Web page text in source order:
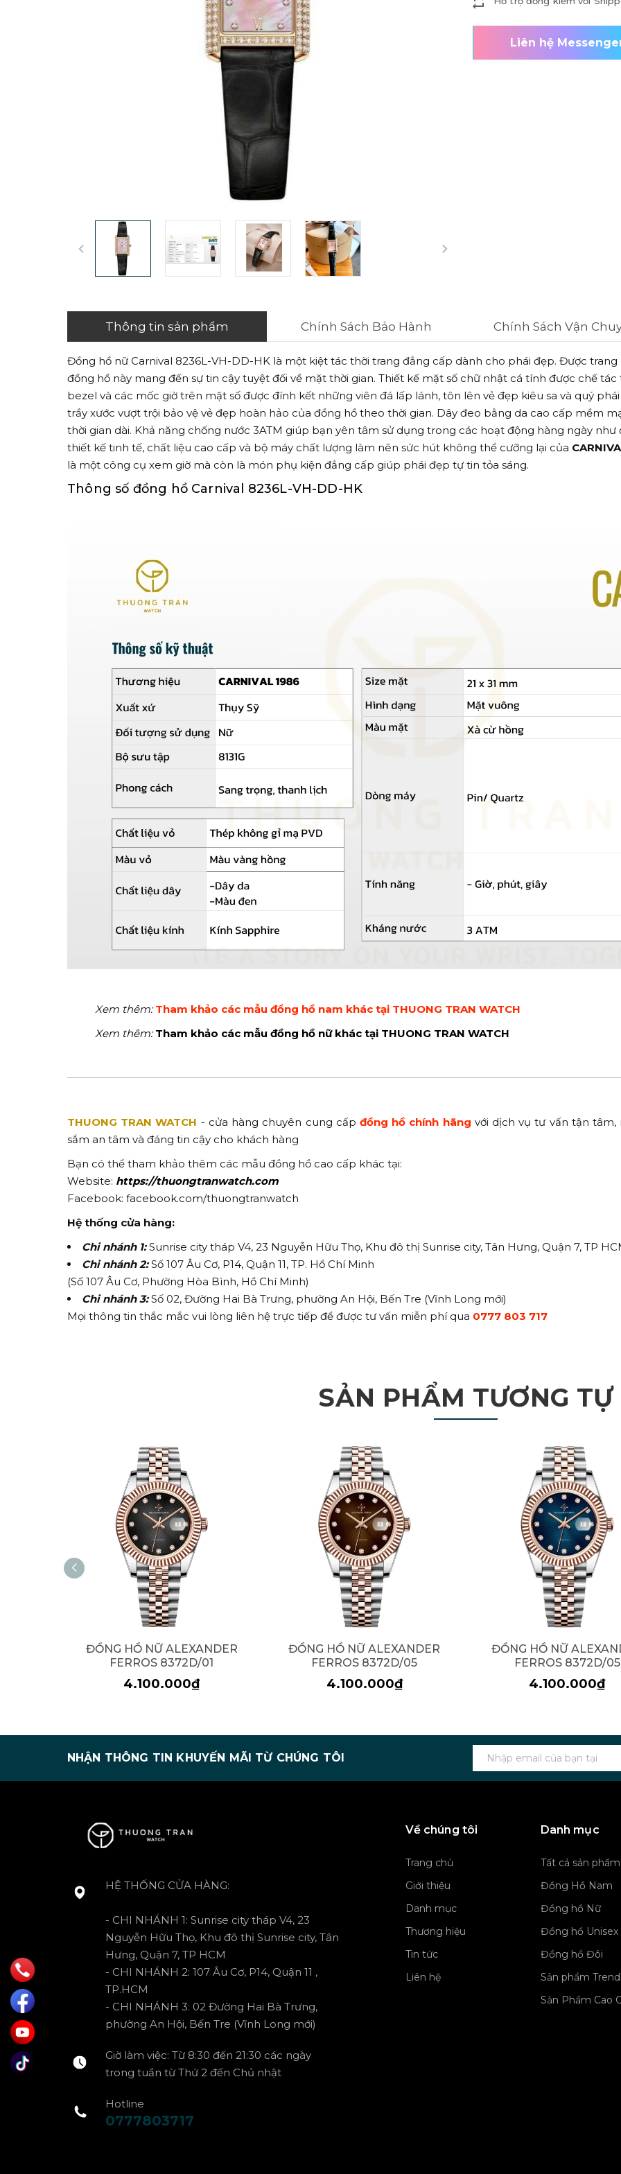
Liên hệ
Thông tin sản phẩm Chính Sách Bảo Hành Chính Sách Vận
Đồng hồ nữ Carnival 8236L-VH-DD-HK là một kiệt tác thời trang đẳng cấp dành cho phái đẹp. Được trang
đồng hồ này mang đến sự tin cậy tuyệt đối về mặt thời gian. Thiết kế mặt số chữ nhật cá tính được chế
bezel và các mốc giờ trên mặt số được đính kết những viên đá lấp lánh, tôn lên vẻ đẹp kiêu sa và quý
trầy xước vượt trội bảo vệ vẻ đẹp hoàn hảo của đồng hồ theo thời gian. Dây đeo bằng da cao cấp mềm
thời gian dài. Khả năng chống nước 3ATM giúp bạn yên tâm sử dụng trong các hoạt động hàng ngày như
thiết kế tinh tế, chất liệu cao cấp và bộ máy chất lượng làm nên sức hút không thể cưỡng lại của
là một công cụ xem giờ mà còn là món phụ kiện đẳng cấp giúp phái đẹp tự tin tỏa sáng.
Thông số đồng hồ Carnival 8236L-VH-DD-HK
Xem thêm: Tham khảo các mẫu đồng hồ nam khác tại THUONG TRAN WATCH
Xem thêm: Tham khảo các mẫu đồng hồ nữ khác tại THUONG TRAN WATCH
THUONG TRAN WATCH - cửa hàng chuyên cung cấp đồng hồ chính hãng với dịch vụ tư vấn tận
sắm an tâm và đáng tin cậy cho khách hàng
Bạn có thể tham khảo thêm các mẫu đồng hồ cao cấp khác tại:
Website: https://thuongtranwatch.com
Facebook: facebook.com/thuongtranwatch
Hệ thống cửa hàng:
Chi nhánh 1:Sunrise city tháp V4, 23 Nguyễn Hữu Thọ, Khu đô thị Sunrise city, Tân Hưng, Quận 7, TP
Chi nhánh 2:Số 107 Âu Cơ, P14, Quận 11, TP. Hồ Chí Minh
(Số 107 Âu Cơ, Phường Hòa Bình, Hồ Chí Minh)
Chi nhánh 3:Số 02, Đường Hai Bà Trưng, phường An Hội, Bến Tre (Vĩnh Long mới)
Mọi thông tin thắc mắc vui lòng liên hệ trực tiếp để được tư vấn miễn phí qua 0777 803 717
SẢN PHẨM TƯƠNG TỰ
ĐỒNG HỒ NỮ ALEXANDER
FERROS 8372D/01
4.100.000₫
ĐỒNG HỒ NỮ ALEXANDER
FERROS 8372D/05
4.100.000₫
ĐỒNG HỒ NỮ
FERROS 8372D/05
4.100.000₫
NHẬN THÔNG TIN KHUYẾN MÃI TỪ CHÚNG TÔI
HỆ THỐNG CỬA HÀNG:
- CHI NHÁNH 1: Sunrise city tháp V4, 23
Nguyễn Hữu Thọ, Khu đô thị Sunrise city, Tân
Hưng, Quận 7, TP HCM
- CHI NHÁNH 2: 107 Âu Cơ, P14, Quận 11 ,
TP.HCM
- CHI NHÁNH 3: 02 Đường Hai Bà Trưng,
phường An Hội, Bến Tre (Vĩnh Long mới)
Giờ làm việc: Từ 8:30 đến 21:30 các ngày
trong tuần từ Thứ 2 đến Chủ nhật
Hotline
0777803717
Về chúng tôi
Trang chủ
Giới thiệu
Danh mục
Thương hiệu
Tin tức
Liên hệ
Danh mục
Tất cả sản phẩm
Đồng Hồ Nam
Đồng hồ Nữ
Đồng hồ Unisex
Đồng hồ Đôi
Sản phẩm
Sản Phẩm Cao